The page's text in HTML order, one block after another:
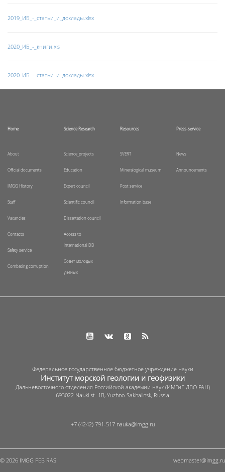
2019_ИБ_-_статьи_и_доклады.xlsx
2020_ИБ_-_книги.xls
2020_ИБ_-_статьи_и_доклады.xlsx
Home
About
Official documents
IMGG History
Staff
Vacancies
Contacts
Safety service
Combating corruption
Science Research
Science_projects
Education
Expert council
Scientific council
Dissertation council
Access to
international DB
Совет молодых
ученых
Resources
SVERT
Mineralogical museum
Post service
Information base
Press-service
News
Announcements
Федеральное государственное бюджетное учреждение науки
Институт морской геологии и геофизики
Дальневосточного отделения Российской академии наук (ИМГиГ ДВО РАН)
693022 Nauki st. 1B, Yuzhno-Sakhalinsk, Russia
+7 (4242) 791-517
© 2026 IMGG FEB RAS